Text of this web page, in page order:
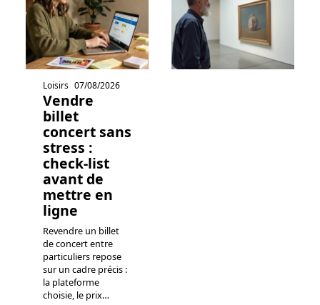
Loisirs 07/08/2026
Vendre
billet
concert sans
stress :
check-list
avant de
mettre en
ligne
Revendre un billet
de concert entre
particuliers repose
sur un cadre précis :
la plateforme
choisie, le prix…